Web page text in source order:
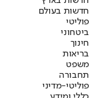
חדשות בעולם
פוליטי
ביטחוני
חינוך
בריאות
משפט
תחבורה
פוליטי-מדיני